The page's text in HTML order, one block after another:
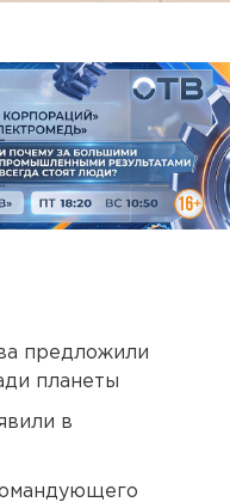
предложили
планеты
в